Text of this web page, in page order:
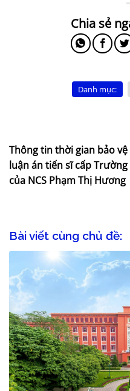
Danh mục:
Thông tin thời gian bảo vệ
luận án tiến sĩ cấp Trường
của NCS Phạm Thị Hương
Bài viết cùng chủ đề: